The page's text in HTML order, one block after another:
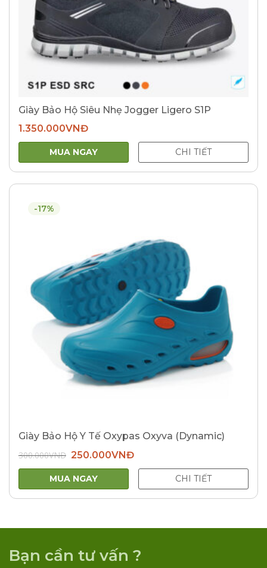
Giày Bảo Hộ Siêu Nhẹ Jogger Ligero S1P
1.350.000VNĐ
MUA NGAY CHI TIẾT
-17%
Giày Bảo Hộ Y Tế Oxypas Oxyva (Dynamic)
300.000VNĐ Giá
gốc
là:
300.000VNĐ.
250.000VNĐGiá
tại
250.000VNĐ.
MUA NGAY CHI TIẾT
Bạn cần tư vấn ?